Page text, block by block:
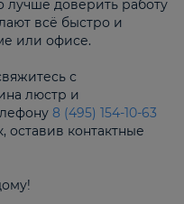
лучше доверить работу
всё быстро и
или офисе.
с
люстр и
8 (495) 154-10-63
оставив контактные